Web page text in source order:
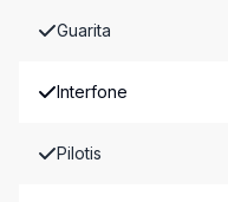
Guarita
Interfone
Pilotis